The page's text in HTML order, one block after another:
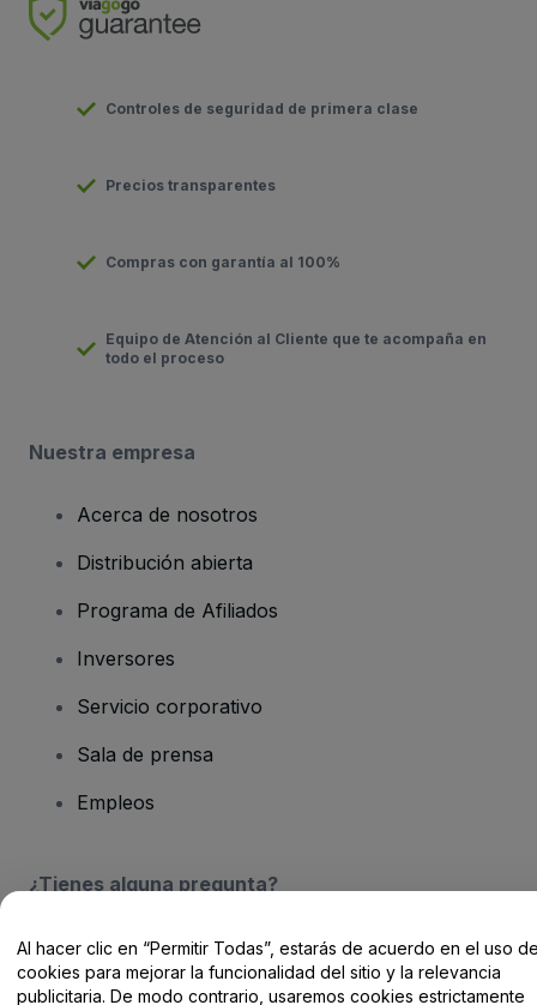
Controles de seguridad de primera clase
Precios transparentes
Compras con garantía al 100%
Equipo de Atención al Cliente que te acompaña en
todo el proceso
Nuestra empresa
Acerca de nosotros
Distribución abierta
Programa de Afiliados
Inversores
Servicio corporativo
Sala de prensa
Empleos
¿Tienes alguna pregunta?
Centro de Ayuda / Contacto
Al hacer clic en “Permitir Todas”, estarás de acuerdo en el uso
cookies para mejorar la funcionalidad del sitio y la relevancia
publicitaria. De modo contrario, usaremos cookies estrictamente